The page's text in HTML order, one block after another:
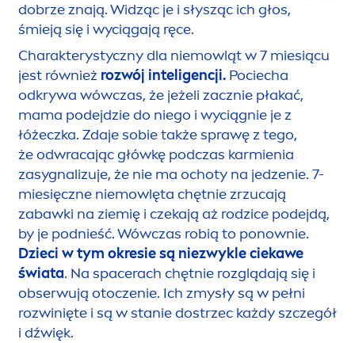
dobrze znają. Widząc je i słysząc ich głos,
śmieją się i wyciągają ręce.
Charakterystyczny dla niemowląt w 7 miesiącu
jest również rozwój inteligencji. Pociecha
odkrywa wówczas, że jeżeli zacznie płakać,
mama podejdzie do niego i wyciągnie je z
łóżeczka. Zdaje sobie także sprawę z tego,
że odwracając główkę podczas karmienia
zasygnalizuje, że nie ma ochoty na jedzenie. 7-
miesięczne niemowlęta chętnie zrzucają
zabawki na ziemię i czekają aż rodzice podejdą,
by je podnieść. Wówczas robią to ponownie.
Dzieci w tym okresie są niezwykle ciekawe
świata. Na spacerach chętnie rozglądają się i
obserwują otoczenie. Ich zmysły są w pełni
rozwinięte i są w stanie dostrzec każdy szczegół
i dźwięk.